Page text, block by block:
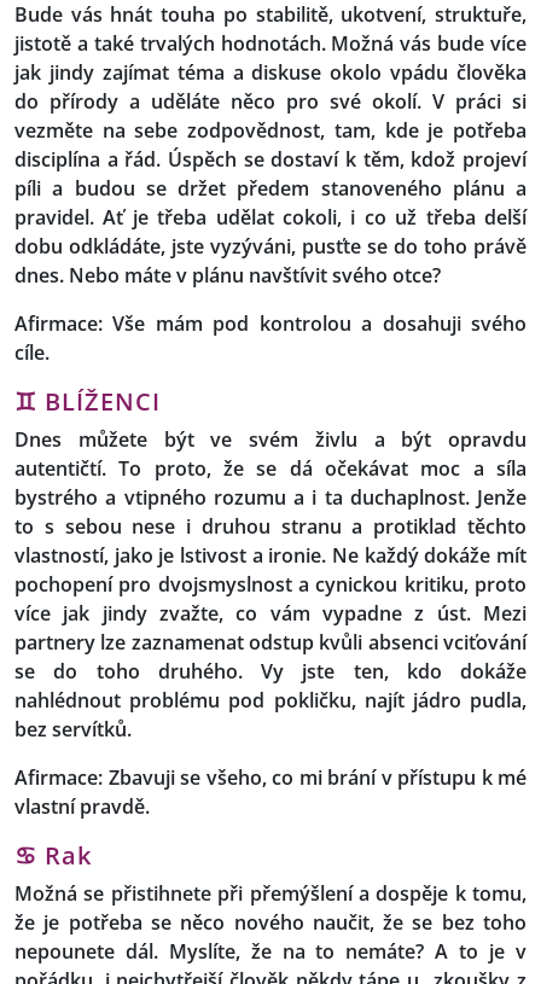
Bude vás hnát touha po stabilitě, ukotvení, struktuře,
jistotě a také trvalých hodnotách. Možná vás bude více
jak jindy zajímat téma a diskuse okolo vpádu člověka
do přírody a uděláte něco pro své okolí. V práci si
vezměte na sebe zodpovědnost, tam, kde je potřeba
disciplína a řád. Úspěch se dostaví k těm, kdož projeví
píli a budou se držet předem stanoveného plánu a
pravidel. Ať je třeba udělat cokoli, i co už třeba delší
dobu odkládáte, jste vyzýváni, pusťte se do toho právě
dnes. Nebo máte v plánu navštívit svého otce?
Afirmace: Vše mám pod kontrolou a dosahuji svého
cíle.
♊ BLÍŽENCI
Dnes můžete být ve svém živlu a být opravdu
autentičtí. To proto, že se dá očekávat moc a síla
bystrého a vtipného rozumu a i ta duchaplnost. Jenže
to s sebou nese i druhou stranu a protiklad těchto
vlastností, jako je lstivost a ironie. Ne každý dokáže mít
pochopení pro dvojsmyslnost a cynickou kritiku, proto
více jak jindy zvažte, co vám vypadne z úst. Mezi
partnery lze zaznamenat odstup kvůli absenci vciťování
se do toho druhého. Vy jste ten, kdo dokáže
nahlédnout problému pod pokličku, najít jádro pudla,
bez servítků.
Afirmace: Zbavuji se všeho, co mi brání v přístupu k mé
vlastní pravdě.
♋ Rak
Možná se přistihnete při přemýšlení a dospěje k tomu,
že je potřeba se něco nového naučit, že se bez toho
nepounete dál. Myslíte, že na to nemáte? A to je v